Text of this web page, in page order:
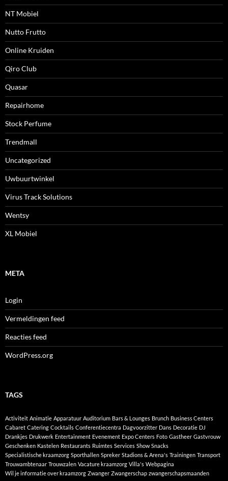
NT Mobiel
Nutto Frutto
Online Kruiden
Qiro Club
Quasar
Repairhome
Stock Perfume
Trendmall
Uncategorized
Uwbuurtwinkel
Virus Track Solutions
Wentsy
XL Mobiel
META
Login
Vermeldingen feed
Reacties feed
WordPress.org
TAGS
Activiteit Animatie Apparatuur Auditorium Bars & Lounges Brunch Business Centers
Cabaret Catering Cocktails Conferentiecentra Dagvoorzitter Dans Decoratie DJ
Drankjes Drukwerk Entertainment Evenement Expo Centers Foto Gastheer Gastvrouw
Geschenken Kastelen Restaurants Ruimtes Services Show Snacks
Specialistische kraamzorg Sporthallen Spreker Stadions & Arena's Trainingen Transport
Trouwambtenaar Trouwzalen Vacature kraamzorg Villa's Webpagina
Wil je informatie over kraamzorg Zwanger Zwangerschap zwangerschapsmaanden